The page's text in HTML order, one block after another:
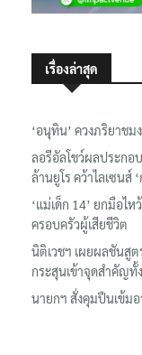
เรื่องล่าสุด
‘อนุทิน’ ควงภริยาช
ลอรีอัลโชว์ผลประกอ
ล้านยูโร คว้าไลเซนส์
‘แม่เด็ก 14’ ยกมือไ
ครอบครัวผู้เสียชีวิต
นิติเวชฯ เผยผลชันสูต
กระสุนเข้าจุดสำคัญทั้
นายกฯ สั่งคุมปืนเข้ม